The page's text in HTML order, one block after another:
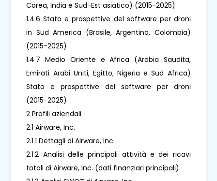
Corea, India e Sud-Est asiatico) (2015-2025)
1.4.6 Stato e prospettive del software per droni
in Sud America (Brasile, Argentina, Colombia)
(2015-2025)
1.4.7 Medio Oriente e Africa (Arabia Saudita,
Emirati Arabi Uniti, Egitto, Nigeria e Sud Africa)
Stato e prospettive del software per droni
(2015-2025)
2 Profili aziendali
2.1 Airware, Inc.
2.1.1 Dettagli di Airware, Inc.
2.1.2 Analisi delle principali attività e dei ricavi
totali di Airware, Inc. (dati finanziari principali).